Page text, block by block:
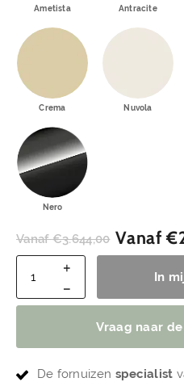
Ametista Antracite
Crema Nuvola
Nero
Vanaf€3.644,00 Vanaf€
In
Vraag naar
De fornuizen specialist